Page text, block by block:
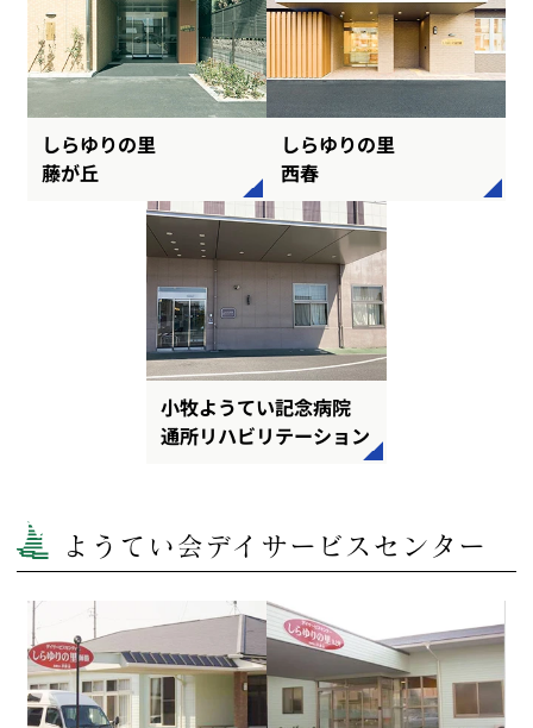
しらゆりの里
藤が丘
しらゆりの里
西春
小牧ようてい記念病院
通所リハビリテーション
ようてい会デイサービスセンター